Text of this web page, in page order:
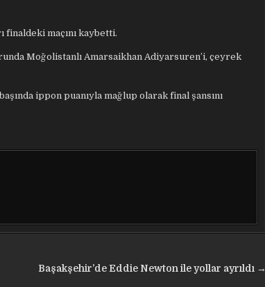
ÇIKACAK!
finaldeki maçını kaybetti.
Moğolistanlı Amarsaikhan Adiyarsuren’i, çeyrek
ippon puanıyla mağlup olarak final şansını
Başakşehir’de Eddie Newton ile yollar ayrıldı →